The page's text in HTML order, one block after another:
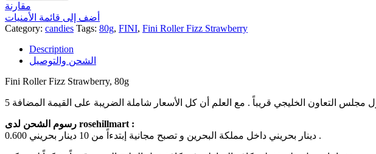
مقارنة
أضف إلى قائمة الأمنيات
Category: candies Tags: 80g, FINI, Fini Roller Fizz Strawberry
Description
الشحن والتوصيل
Fini Roller Fizz Strawberry, 80g
رسوم الشحن لدى rosehillmart :
0.600 دينار بحريني داخل مملكة البحرين و تصبح مجانية إبتدءاً من 10 دينار بحريني .